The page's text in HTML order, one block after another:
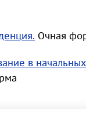
Очная
в начальных